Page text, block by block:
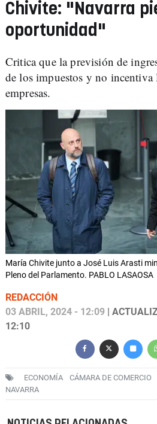
Chivite: "Navarra
oportunidad"
Critica que la previsión de
de los impuestos y no incentiva
empresas.
María Chivite junto a José Luis Arasti
Pleno del Parlamento. PABLO LASAOSA
REDACCIÓN
03 ABRIL, 2024 - 12:09 |
12:10
ECONOMÍA CÁMARA DE COMERCIO
NAVARRA